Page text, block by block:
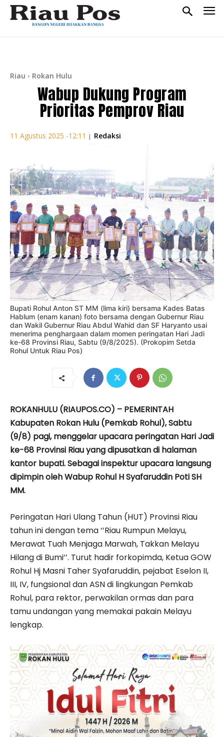
Riau Rokan Hulu
Wabup Dukung Program
Prioritas Pemprov Riau
11 Agustus 2025 -12:11 | Redaksi
Bupati Rohul Anton ST MM (lima kiri) bersama Kades Batas
Hablum (enam kanan) foto bersama dengan Gubernur Riau
dan Wakil Gubernur Riau Abdul Wahid dan SF Haryanto usai
menerima penghargaan dalam momen peringatan Hari Jadi
ke-68 Provinsi Riau, Sabtu (9/8/2025). (Prokopim Setda
Rohul Untuk Riau Pos)
ROKANHULU (RIAUPOS.CO) – PEMERINTAH
Kabupaten Rokan Hulu (Pemkab Rohul), Sabtu
(9/8) pagi, menggelar upacara peringatan Hari Jadi
ke-68 Provinsi Riau yang dipusatkan di halaman
kantor bupati. Sebagai inspektur upacara langsung
dipimpin oleh Wabup Rohul H Syafaruddin Poti SH
MM.
Peringatan Hari Ulang Tahun (HUT) Provinsi Riau
tahun ini dengan tema ‘’Riau Rumpun Melayu,
Merawat Tuah Menjaga Marwah, Takkan Melayu
Hilang di Bumi’’. Turut hadir forkopimda, Ketua GOW
Rohul Hj Masni Taher Syafaruddin, pejabat Eselon II,
III, IV, fungsional dan ASN di lingkungan Pemkab
Rohul, para rektor, perwakilan ormas dan para
tamu undangan yang memakai pakain Melayu
lengkap.